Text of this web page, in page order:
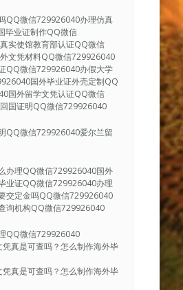
QQ微信729926040办理仿真
毕业证制作QQ微信
实使馆教育部认证QQ微信
文凭材料QQ微信729926040
QQ微信729926040办假大学
国外毕业证外壳定制QQ
国外留学文凭认证QQ微信
国证明QQ微信729926040
QQ微信729926040爱尔兰留
办理QQ微信729926040国外
业证QQ微信729926040办理
交定金吗QQ微信729926040
询机构QQ微信729926040
QQ微信729926040
真是可查吗？怎么制作海外毕
真是可查吗？怎么制作海外毕